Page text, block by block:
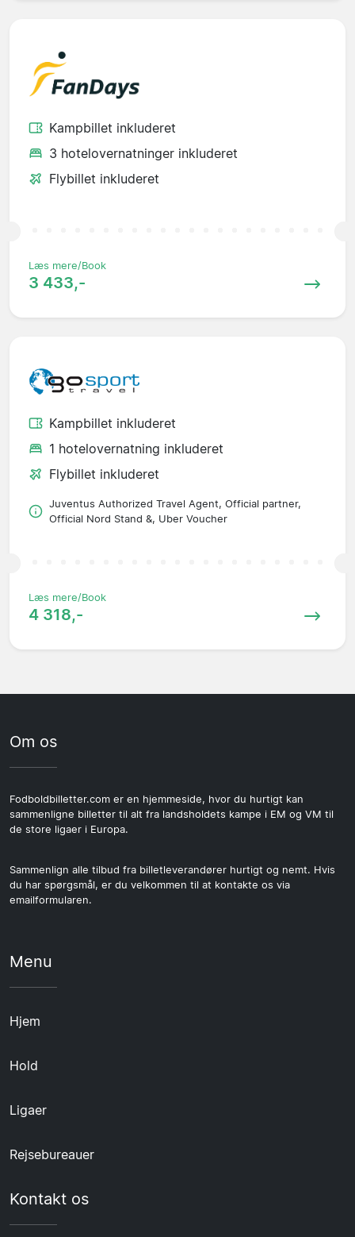
Kampbillet inkluderet
3 hotelovernatninger inkluderet
Flybillet inkluderet
Læs mere/Book
3 433,-
Kampbillet inkluderet
1 hotelovernatning inkluderet
Flybillet inkluderet
Juventus Authorized Travel Agent, Official partner,
Official Nord Stand &, Uber Voucher
Læs mere/Book
4 318,-
Om os
Fodboldbilletter.com er en hjemmeside, hvor du hurtigt kan
sammenligne billetter til alt fra landsholdets kampe i EM og VM til
de store ligaer i Europa.
Sammenlign alle tilbud fra billetleverandører hurtigt og nemt. Hvis
du har spørgsmål, er du velkommen til at kontakte os via
emailformularen.
Menu
Hjem
Hold
Ligaer
Rejsebureauer
Kontakt os